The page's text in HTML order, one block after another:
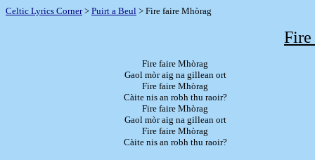
Celtic Lyrics Corner> Puirt a Beul > Fire faire Mhòrag
Fire faire Mhòrag
Gaol mòr aig na gillean ort
Fire faire Mhòrag
Càite nis an robh thu raoir?
Fire faire Mhòrag
Gaol mòr aig na gillean ort
Fire faire Mhòrag
Càite nis an robh thu raoir?